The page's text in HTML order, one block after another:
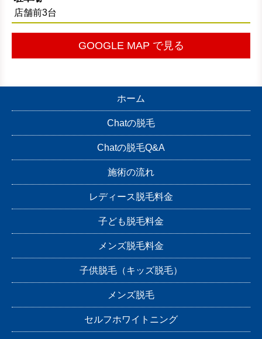
店舗前3台
GOOGLE MAP で見る
ホーム
Chatの脱毛
Chatの脱毛Q&A
施術の流れ
レディース脱毛料金
子ども脱毛料金
メンズ脱毛料金
子供脱毛（キッズ脱毛）
メンズ脱毛
セルフホワイトニング